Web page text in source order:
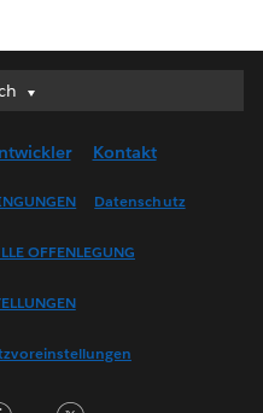
(US)
Kontakt
Datenschutz
OFFENLEGUNG